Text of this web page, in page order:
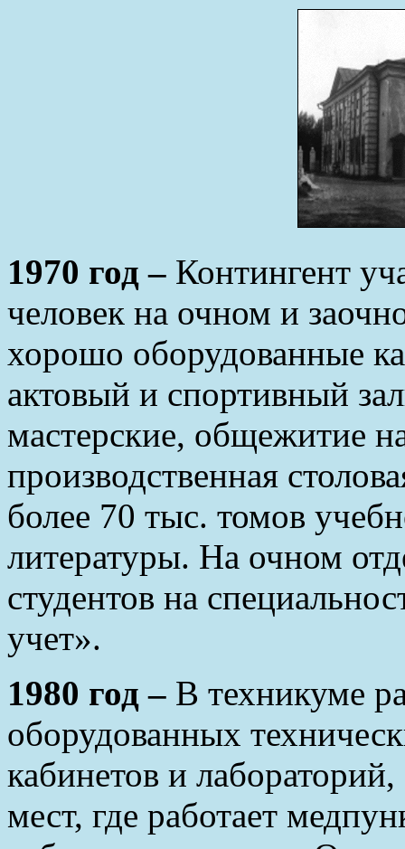
1970 год – Контингент
человек на очном и
хорошо оборудованные
актовый и спортивный
мастерские, общежитие
производственная
более 70 тыс. томов
литературы. На очном
студентов на
учет».
1980 год – В техникуме
оборудованных
кабинетов и
мест, где работает